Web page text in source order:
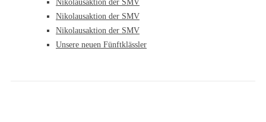
Nikolausaktion der SMV
Nikolausaktion der SMV
Nikolausaktion der SMV
Unsere neuen Fünftklässler